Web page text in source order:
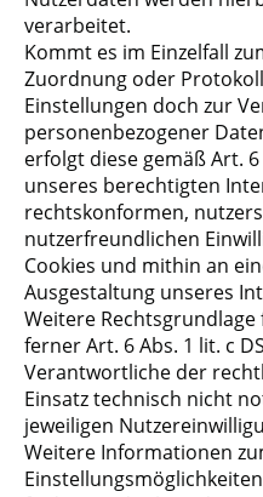
verarbeitet.
Kommt es im Einzelfall
Zuordnung oder
Einstellungen doch zur
personenbezogener
erfolgt diese gemäß Art. 6
unseres berechtigten
rechtskonformen,
nutzerfreundlichen
Cookies und mithin an
Ausgestaltung unseres
Weitere
ferner Art. 6 Abs. 1 lit. c
Verantwortliche der
Einsatz technisch nicht
jeweiligen
Weitere Informationen